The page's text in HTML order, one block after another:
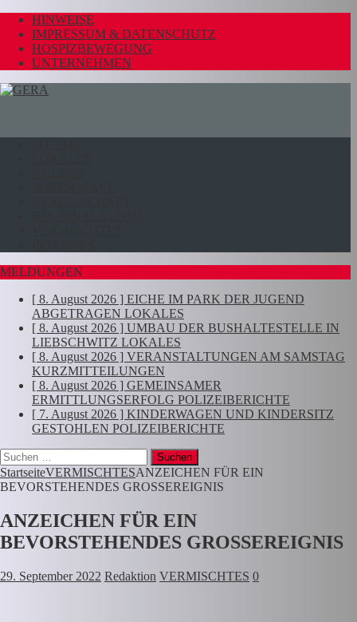
HINWEISE
IMPRESSUM & DATENSCHUTZ
HOSPIZBEWEGUNG
UNTERNEHMEN
MELDUNGEN
[ 8. August 2026 ] EICHE IM PARK DER JUGEND
ABGETRAGEN LOKALES
[ 8. August 2026 ] UMBAU DER BUSHALTESTELLE IN
LIEBSCHWITZ LOKALES
[ 8. August 2026 ] VERANSTALTUNGEN AM SAMSTAG
KURZMITTEILUNGEN
[ 8. August 2026 ] GEMEINSAMER
ERMITTLUNGSERFOLG POLIZEIBERICHTE
[ 7. August 2026 ] KINDERWAGEN UND KINDERSITZ
GESTOHLEN POLIZEIBERICHTE
Suchen
nach:
StartseiteVERMISCHTESANZEICHEN FÜR EIN
BEVORSTEHENDES GROSSEREIGNIS
ANZEICHEN FÜR EIN
BEVORSTEHENDES GROSSEREIGNIS
29. September 2022 Redaktion VERMISCHTES 0